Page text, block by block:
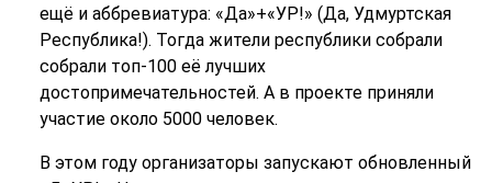
ещё и аббревиатура: «Да»+«УР!» (Да, Удмуртская
Республика!). Тогда жители республики собрали
собрали топ-100 её лучших
достопримечательностей. А в проекте приняли
участие около 5000 человек.
В этом году организаторы запускают обновленный